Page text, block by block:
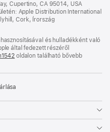
Cupertino, CA 95014, USA
Apple Distribution International
Cork, Írország
és hulladékként való
által fedezett részéről
(új
oldalon található bővebb